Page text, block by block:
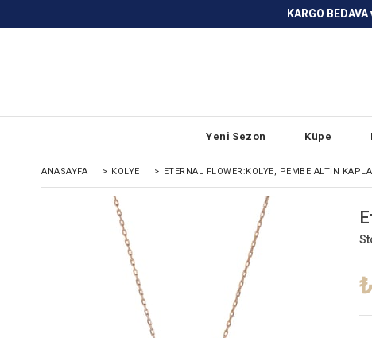
KARGO BEDAVA ve ANLAŞMALI
Yeni Sezon Küpe
ANASAYFA > KOLYE > ETERNAL FLOWER:KOLYE, PEMBE ALTIN